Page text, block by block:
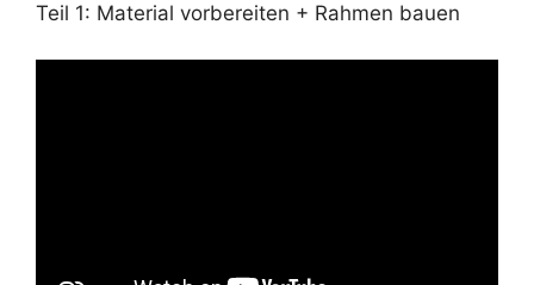
Teil 1: Material vorbereiten + Rahmen bauen